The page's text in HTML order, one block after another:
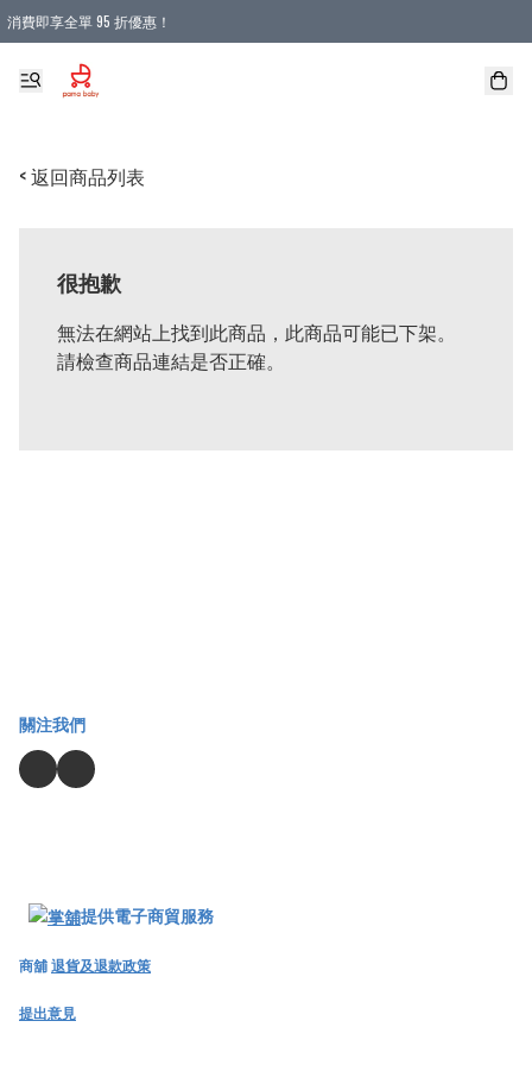
消費即享全單 95 折優惠！
購物滿 HKD 900.00即享免運費優惠！（適用於 本地送貨、本地取貨 )
< 返回商品列表
很抱歉
無法在網站上找到此商品，此商品可能已下架。
請檢查商品連結是否正確。
關注我們
提供電子商貿服務
商舖退貨及退款政策
提出意見